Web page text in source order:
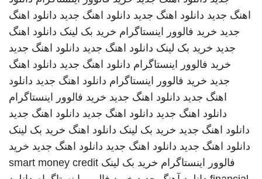
اهنگ جدید دانلود اهنگ جدید دانلود اهنگ جدید دانلود اهنگ
جدید خرید فالوور اینستاگرام خرید بک لینک دانلود اهنگ
جدید خرید بک لینک دانلود اهنگ جدید دانلود اهنگ جدید
خرید فالوور اینستاگرام دانلود اهنگ جدید دانلود اهنگ
جدید خرید فالوور اینستاگرام دانلود اهنگ جدید دانلود
اهنگ جدید دانلود اهنگ جدید خرید فالوور اینستاگرام
دانلود اهنگ جدید دانلود اهنگ جدید دانلود اهنگ جدید
دانلود اهنگ جدید خرید بک لینک دانلود اهنگ خرید بک لینک
دانلود اهنگ جدید دانلود اهنگ جدید دانلود اهنگ جدید خرید
فالوور اینستاگرام خرید بک لینک smart money credit